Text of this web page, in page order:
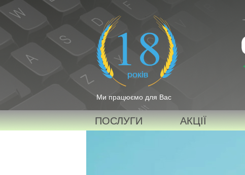
Ми працюємо для Вас
ПОСЛУГИ АКЦІЇ